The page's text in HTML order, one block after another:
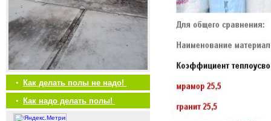
•
Как делать полы не надо!
•
Как надо делать полы!